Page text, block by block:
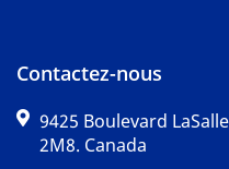
Contactez-nous
9425 Boulevard
2M8. Canada